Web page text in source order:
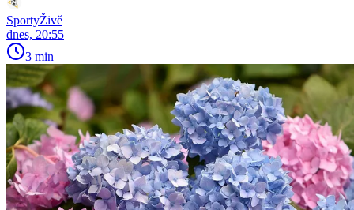
SportyŽivě
dnes, 20:55
3 min